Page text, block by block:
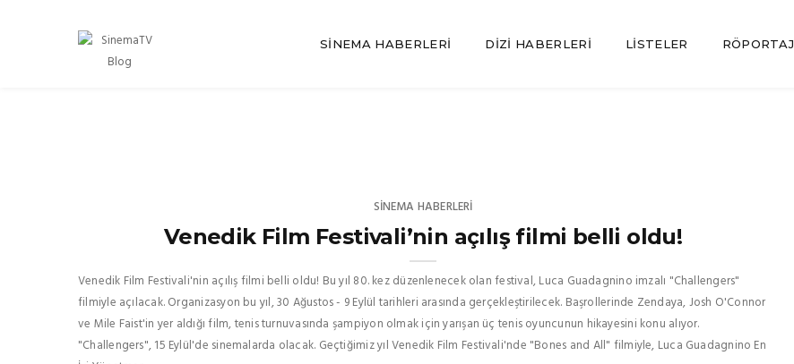
SINEMA HABERLERI DIZI HABERLERI LISTELER RÖPORTAJ
SINEMA HABERLERI
Venedik Film Festivali’nin açılış filmi belli oldu!
Venedik Film Festivali'nin açılış filmi belli oldu! Bu yıl 80. kez düzenlenecek olan festival, Luca Guadagnino imzalı "Challengers"
filmiyle açılacak. Organizasyon bu yıl, 30 Ağustos - 9 Eylül tarihleri arasında gerçekleştirilecek. Başrollerinde Zendaya, Josh O'Connor
ve Mile Faist'in yer aldığı film, tenis turnuvasında şampiyon olmak için yarışan üç tenis oyuncunun hikayesini konu alıyor.
"Challengers", 15 Eylül'de sinemalarda olacak. Geçtiğimiz yıl Venedik Film Festivali'nde "Bones and All" filmiyle, Luca Guadagnino En